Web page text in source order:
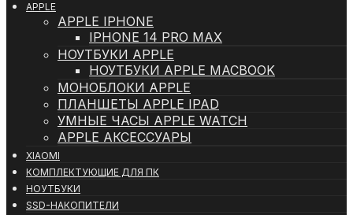
APPLE
APPLE IPHONE
IPHONE 14 PRO MAX
НОУТБУКИ APPLE
НОУТБУКИ APPLE MACBOOK
МОНОБЛОКИ APPLE
ПЛАНШЕТЫ APPLE IPAD
УМНЫЕ ЧАСЫ APPLE WATCH
APPLE АКСЕССУАРЫ
XIAOMI
КОМПЛЕКТУЮЩИЕ ДЛЯ ПК
НОУТБУКИ
SSD-НАКОПИТЕЛИ